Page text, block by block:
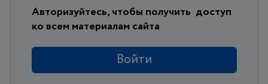
Авторизуйтесь, чтобы получить доступ
ко всем материалам сайта
Войти